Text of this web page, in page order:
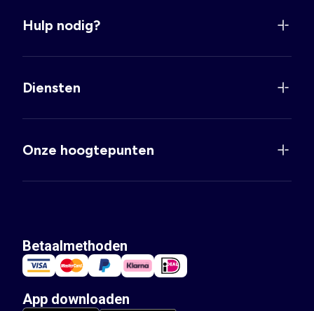
Hulp nodig?
Diensten
Onze hoogtepunten
Betaalmethoden
App downloaden